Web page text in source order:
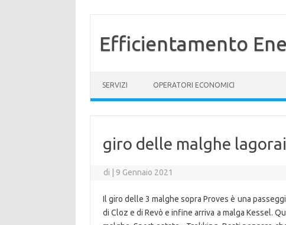
Efficientamento
SERVIZI OPERATORI ECONOMICI
giro delle malghe lagorai
di 9 Gennaio 2021
Il giro delle 3 malghe sopra Proves è una
di Cloz e di Revò e infine arriva a malga Kessel.